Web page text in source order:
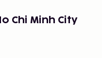
Chi Minh City